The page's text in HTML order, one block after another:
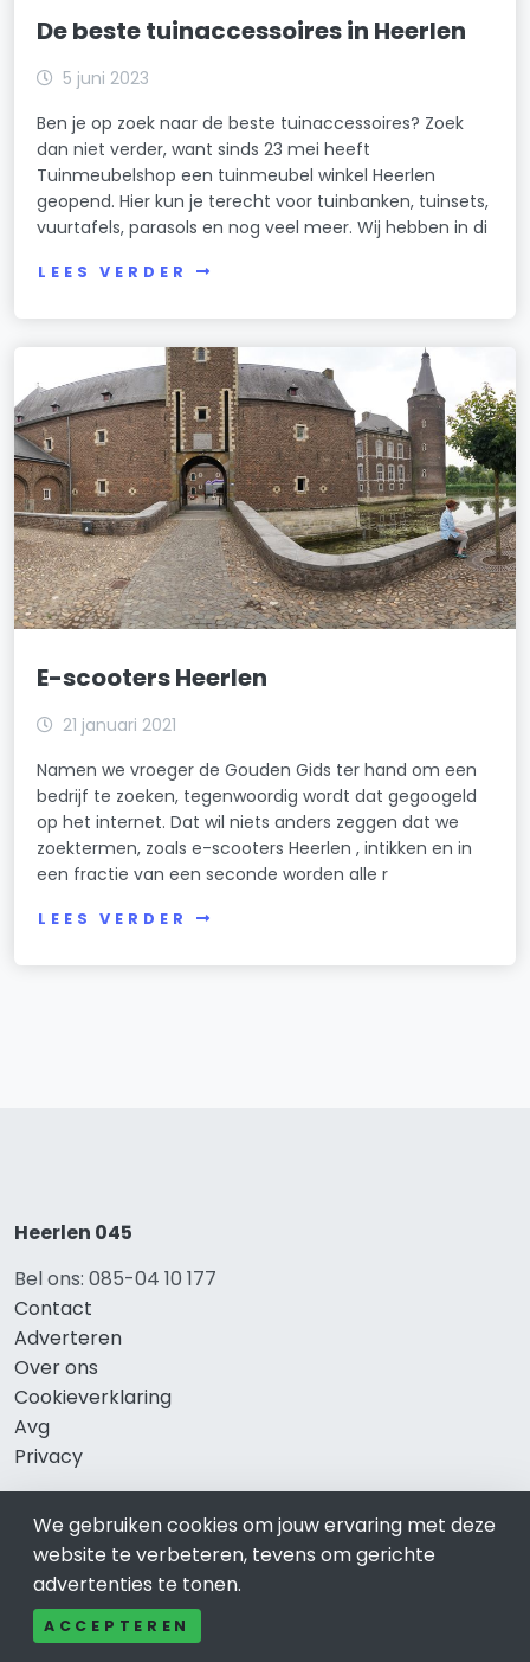
De beste tuinaccessoires in Heerlen
5 juni 2023
Ben je op zoek naar de beste tuinaccessoires? Zoek
dan niet verder, want sinds 23 mei heeft
Tuinmeubelshop een tuinmeubel winkel Heerlen
geopend. Hier kun je terecht voor tuinbanken, tuinsets,
vuurtafels, parasols en nog veel meer. Wij hebben in di
LEES VERDER
E-scooters Heerlen
21 januari 2021
Namen we vroeger de Gouden Gids ter hand om een
bedrijf te zoeken, tegenwoordig wordt dat gegoogeld
op het internet. Dat wil niets anders zeggen dat we
zoektermen, zoals e-scooters Heerlen , intikken en in
een fractie van een seconde worden alle r
LEES VERDER
Heerlen 045
Bel ons: 085-04 10 177
Contact
Adverteren
Over ons
Cookieverklaring
Avg
Privacy
Direct naar
Rijscholen Heerlen
Fietswinkels Heerlen
We gebruiken cookies om jouw ervaring met deze
website te verbeteren, tevens om gerichte
advertenties te tonen.
ACCEPTEREN